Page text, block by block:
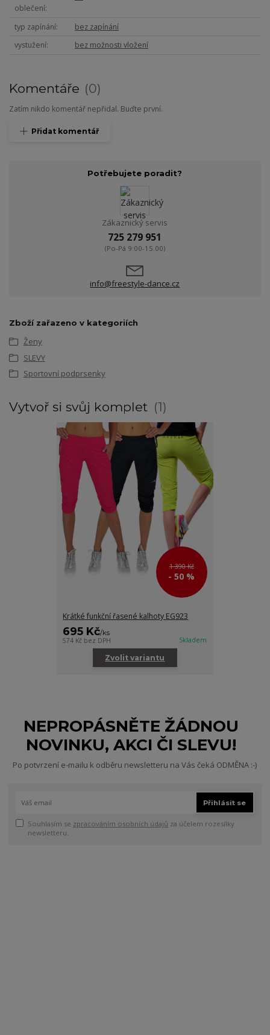
oblečení
typ zapínání
bez zapínání
vystužení
bez možnosti vložení
Komentáře 0
Zatím nikdo komentář nepřidal. Buďte první.
Přidat komentář
Potřebujete poradit?
Zákaznický servis
725 279 951
(Po-Pá 9:00-15.00)
info@freestyle-dance.cz
Zboží zařazeno v kategoriích
Ženy
SLEVY
Sportovní podprsenky
Vytvoř si svůj komplet 1
1 390 Kč
- 50 %
Krátké funkční řasené kalhoty EG923
695 Kč/ks
574 Kč bez DPH Skladem
Zvolit variantu
NEPROPÁSNĚTE ŽÁDNOU
NOVINKU, AKCI ČI SLEVU!
Po potvrzení e-mailu k odběru newsletteru na Vás čeká ODMĚNA :-)
Přihlásit se
Souhlasím se zpracováním osobních údajů za účelem rozesílky
newsletteru.